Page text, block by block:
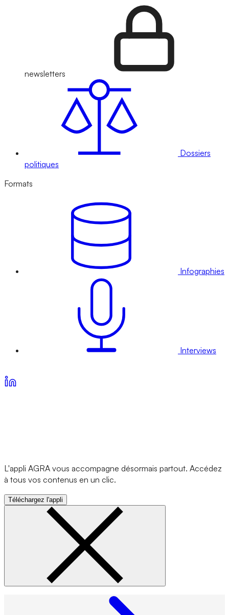
newsletters
Dossiers
politiques
Formats
Infographies
Interviews
L'appli AGRA vous accompagne désormais partout. Accédez
à tous vos contenus en un clic.
Téléchargez l'appli